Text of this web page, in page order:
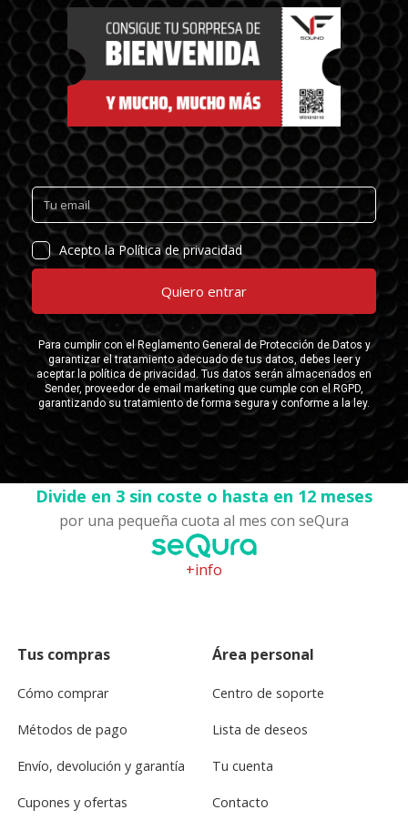
Divide en 3 sin coste o hasta en 12 meses
por una pequeña cuota al mes con seQura
+info
Tus compras
Cómo comprar
Métodos de pago
Envío, devolución y garantía
Cupones y ofertas
Área personal
Centro de soporte
Lista de deseos
Tu cuenta
Contacto